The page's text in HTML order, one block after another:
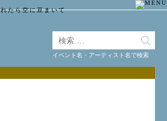
イベント名・アーティスト名で検索